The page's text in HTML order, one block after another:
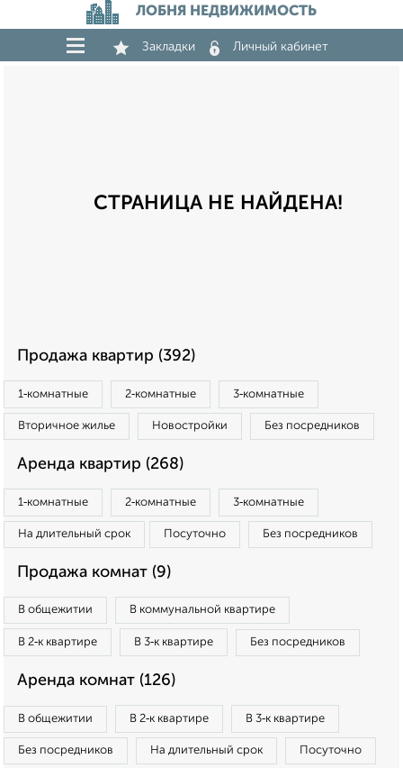
ЛОБНЯ НЕДВИЖИМОСТЬ
Закладки Личный кабинет
СТРАНИЦА НЕ НАЙДЕНА!
Продажа квартир (392)
1‑комнатные 2‑комнатные 3‑комнатные
Вторичное жилье Новостройки Без посредников
Аренда квартир (268)
1‑комнатные 2‑комнатные 3‑комнатные
На длительный срок Посуточно Без посредников
Продажа комнат (9)
В общежитии В коммунальной квартире
В 2‑к квартире В 3‑к квартире Без посредников
Аренда комнат (126)
В общежитии В 2‑к квартире В 3‑к квартире
Без посредников На длительный срок Посуточно